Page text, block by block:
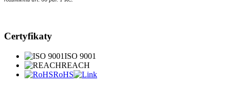
Certyfikaty
ISO 9001
REACH
RoHS